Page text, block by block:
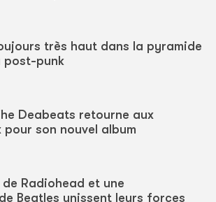
très haut dans la pyramide
post-punk
Deabeats retourne aux
son nouvel album
Radiohead et une
Beatles unissent leurs forces